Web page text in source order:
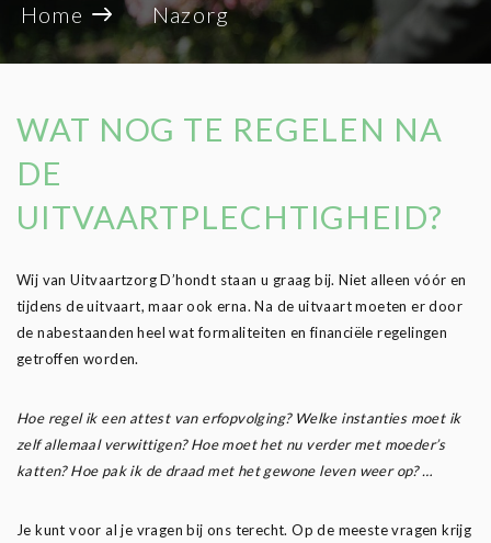
Home Nazorg
WAT NOG TE REGELEN NA
DE
UITVAARTPLECHTIGHEID?
Wij van Uitvaartzorg D’hondt staan u graag bij. Niet alleen vóór en
tijdens de uitvaart, maar ook erna. Na de uitvaart moeten er door
de nabestaanden heel wat formaliteiten en financiële regelingen
getroffen worden.
Hoe regel ik een attest van erfopvolging? Welke instanties moet ik
zelf allemaal verwittigen? Hoe moet het nu verder met moeder’s
katten? Hoe pak ik de draad met het gewone leven weer op? …
Je kunt voor al je vragen bij ons terecht. Op de meeste vragen krijg